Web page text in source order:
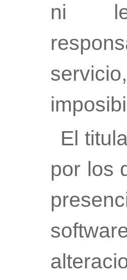
ni le
El
por los